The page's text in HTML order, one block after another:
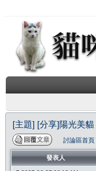
[主題] [分享]陽光美貓
討論區首頁
發表人